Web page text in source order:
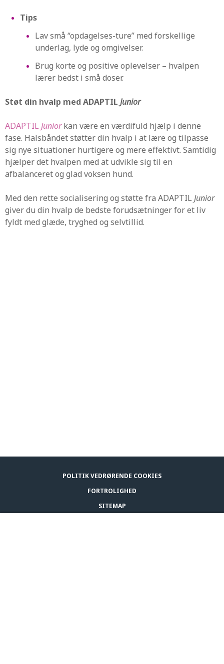
Tips
Lav små “opdagelses-ture” med forskellige
underlag, lyde og omgivelser.
Brug korte og positive oplevelser – hvalpen
lærer bedst i små doser.
Støt din hvalp med ADAPTIL Junior
ADAPTIL Juniorkan være en værdifuld hjælp i denne
fase. Halsbåndet støtter din hvalp i at lære og tilpasse
sig nye situationer hurtigere og mere effektivt. Samtidig
hjælper det hvalpen med at udvikle sig til en
afbalanceret og glad voksen hund.
Med den rette socialisering og støtte fra ADAPTIL Junior
giver du din hvalp de bedste forudsætninger for et liv
fyldt med glæde, tryghed og selvtillid.
POLITIK VEDRØRENDE COOKIES
FORTROLIGHED
SITEMAP